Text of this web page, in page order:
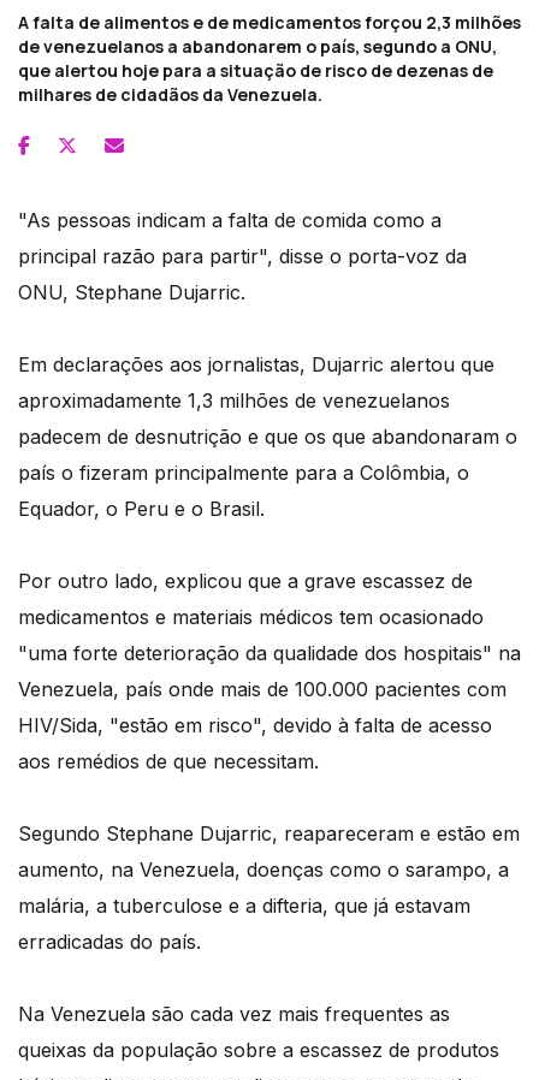
A falta de alimentos e de medicamentos forçou 2,3 milhões
de venezuelanos a abandonarem o país, segundo a ONU,
que alertou hoje para a situação de risco de dezenas de
milhares de cidadãos da Venezuela.
"As pessoas indicam a falta de comida como a
principal razão para partir", disse o porta-voz da
ONU, Stephane Dujarric.
Em declarações aos jornalistas, Dujarric alertou que
aproximadamente 1,3 milhões de venezuelanos
padecem de desnutrição e que os que abandonaram o
país o fizeram principalmente para a Colômbia, o
Equador, o Peru e o Brasil.
Por outro lado, explicou que a grave escassez de
medicamentos e materiais médicos tem ocasionado
"uma forte deterioração da qualidade dos hospitais" na
Venezuela, país onde mais de 100.000 pacientes com
HIV/Sida, "estão em risco", devido à falta de acesso
aos remédios de que necessitam.
Segundo Stephane Dujarric, reapareceram e estão em
aumento, na Venezuela, doenças como o sarampo, a
malária, a tuberculose e a difteria, que já estavam
erradicadas do país.
Na Venezuela são cada vez mais frequentes as
queixas da população sobre a escassez de produtos